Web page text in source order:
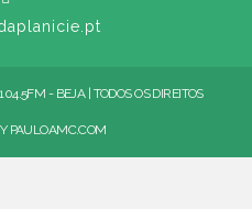
- BEJA | TODOS OS DIREITOS
PAULOAMC.COM